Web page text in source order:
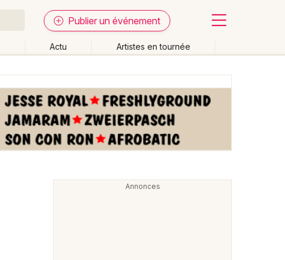
Publier un événement
Actu Artistes en tournée
Effacer les dates
Ce week-end Autre